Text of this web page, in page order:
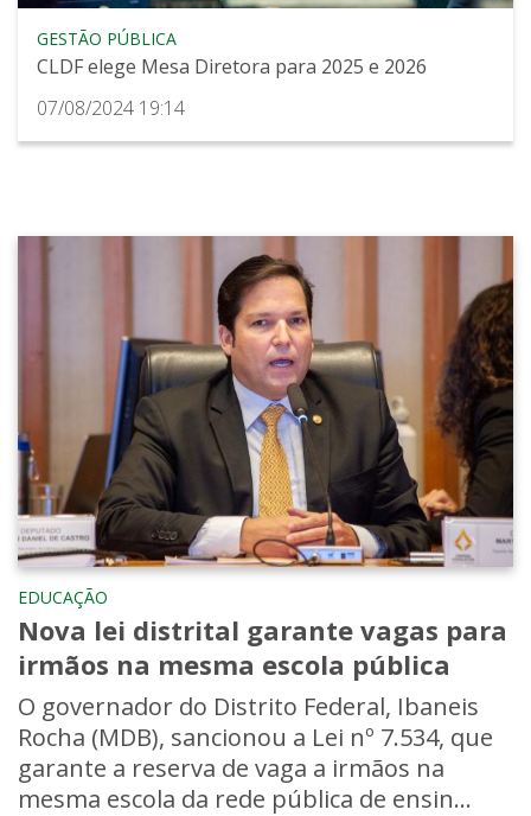
GESTÃO PÚBLICA
CLDF elege Mesa Diretora para 2025 e 2026
07/08/2024 19:14
EDUCAÇÃO
Nova lei distrital garante vagas para
irmãos na mesma escola pública
O governador do Distrito Federal, Ibaneis
Rocha (MDB), sancionou a Lei nº 7.534, que
garante a reserva de vaga a irmãos na
mesma escola da rede pública de ensin...